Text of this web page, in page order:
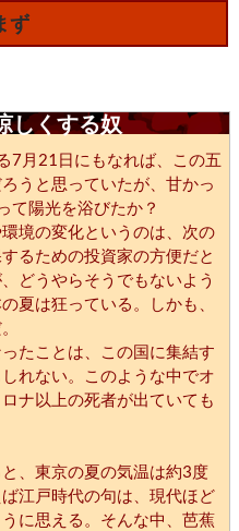
ず
しくする奴
7月21日にもなれば、この五
うと思っていたが、甘かっ
て陽光を浴びたか？
境の変化というのは、次の
るための投資家の方便だと
どうやらそうでもないよう
夏は狂っている。しかも、
たことは、この国に集結す
れない。このような中でオ
ナ以上の死者が出ていても
、東京の夏の気温は約3度
江戸時代の句は、現代ほど
に思える。そんな中、芭蕉